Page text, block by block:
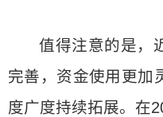
值得注意的是，
完善，资金使用更加
度广度持续拓展。在